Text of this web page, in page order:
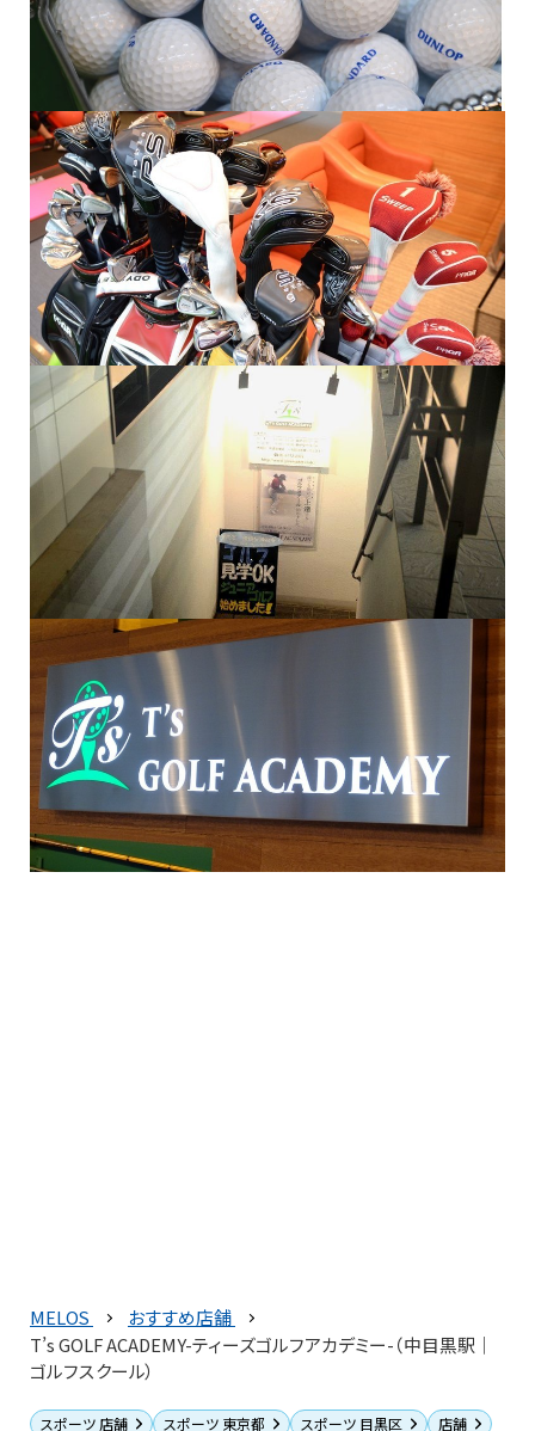
MELOS
おすすめ店舗
T’s GOLF ACADEMY-ティーズゴルフアカデミー-（中目黒駅｜
ゴルフスクール）
スポーツ 店舗 スポーツ 東京都 スポーツ 目黒区 店舗